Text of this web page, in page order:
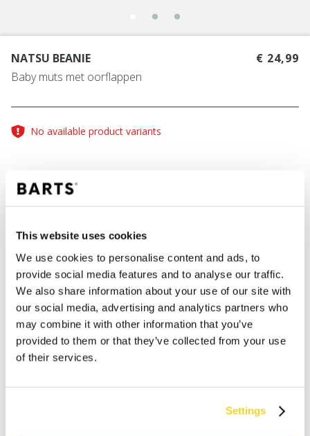
This website uses cookies
We use cookies to personalise content and ads, to
provide social media features and to analyse our traffic.
We also share information about your use of our site with
our social media, advertising and analytics partners who
may combine it with other information that you’ve
provided to them or that they’ve collected from your use
of their services.
Settings
NATSU BEANIE
Baby muts met oorflappen
€ 24,99
No available product variants
KLEURlight brown
IN WINKELWAGEN
Bestellingen die op werkdagen vóór 12:00 uur
worden geplaatst, worden dezelfde dag verzonden
Gratis verzending voor orders boven € 50,- binnen